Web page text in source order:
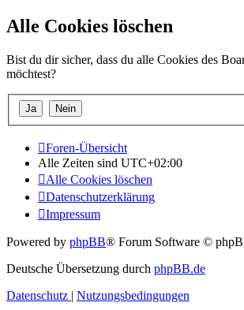
Alle Cookies löschen
Bist du dir sicher, dass du alle Cookies des
möchtest?
Foren-Übersicht
Alle Zeiten sind UTC+02:00
Alle Cookies löschen
Datenschutzerklärung
Impressum
Powered by phpBB® Forum Software ©
Deutsche Übersetzung durch phpBB.de
Datenschutz | Nutzungsbedingungen